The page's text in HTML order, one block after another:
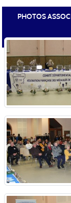
PHOTOS